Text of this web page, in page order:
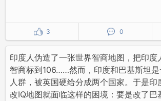
3 0
印度人伪造了一张世界智商地图，把印度
智商标到106……然而，印度和巴基斯坦是
人群，被英国硬给分成两个国家。于是印
改IQ地图就面临这样的困境：要是改了巴